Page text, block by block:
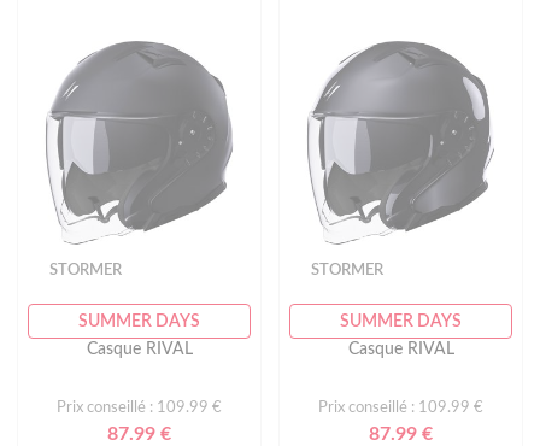
STORMER
SUMMER DAYS
Casque RIVAL
Prix conseillé : 109.99 €
87.99 €
STORMER
SUMMER DAYS
Casque RIVAL
Prix conseillé : 109.99 €
87.99 €